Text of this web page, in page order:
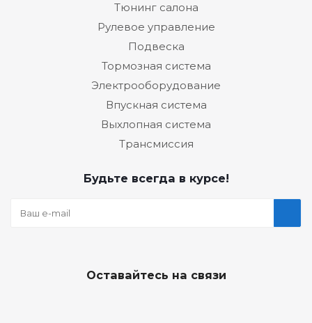
Тюнинг салона
Рулевое управление
Подвеска
Тормозная система
Электрооборудование
Впускная система
Выхлопная система
Трансмиссия
Будьте всегда в курсе!
Оставайтесь на связи